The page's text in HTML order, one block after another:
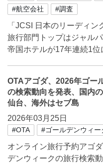
#航空会社
#調査
「JCSI 日本のリーディン
旅行部門トップはジャル
帝国ホテルが17年連続1位
OTAアゴダ、2026年ゴー
の検索動向を発表、国内
仙台、海外はセブ島
2026年03月25日
#OTA #ゴールデンウィー
オンライン旅行予約アゴ
デンウィークの旅行検索